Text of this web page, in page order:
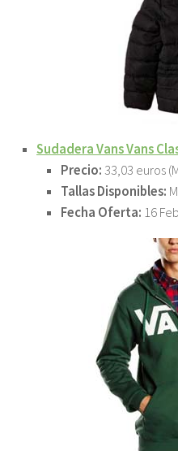
Sudadera Vans Vans
Precio: 33,03 euros
Tallas Disponibles:
Fecha Oferta: 16